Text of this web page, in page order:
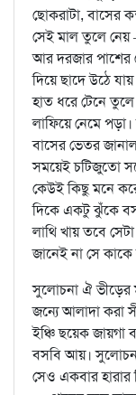
ছোকরাটা, বাসের
সেই মাল তুলে
আর দরজার পাশের
দিয়ে ছাদে উঠে
হাত ধরে টেনে
লাফিয়ে নেমে
বাসের ভেতর
সময়েই চটিজুতো
কেউই কিছু মনে
দিকে একটু ঝুঁকে
লাথি খায় তবে
জানেই না সে কাকে
সুলোচনা ঐ ভীড়ের
জন্যে আলাদা করা
ইঞ্চি ছয়েক জায়গা
বসবি আয়।
সেও একবার